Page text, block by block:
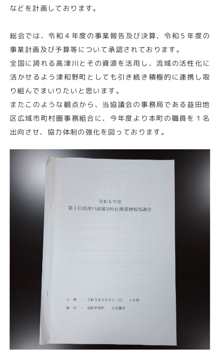
などを計画しております。
総会では、令和４年度の事業報告及び決算、令和５年度の
事業計画及び予算等について承認されております。
全国に誇れる高津川とその資源を活用し、流域の活性化に
活かせるよう津和野町としても引き続き積極的に連携し取
り組んでまいりたいと思います。
またこのような観点から、当協議会の事務局である益田地
区広域市町村圏事務組合に、今年度より本町の職員を１名
出向させ、協力体制の強化を図っております。